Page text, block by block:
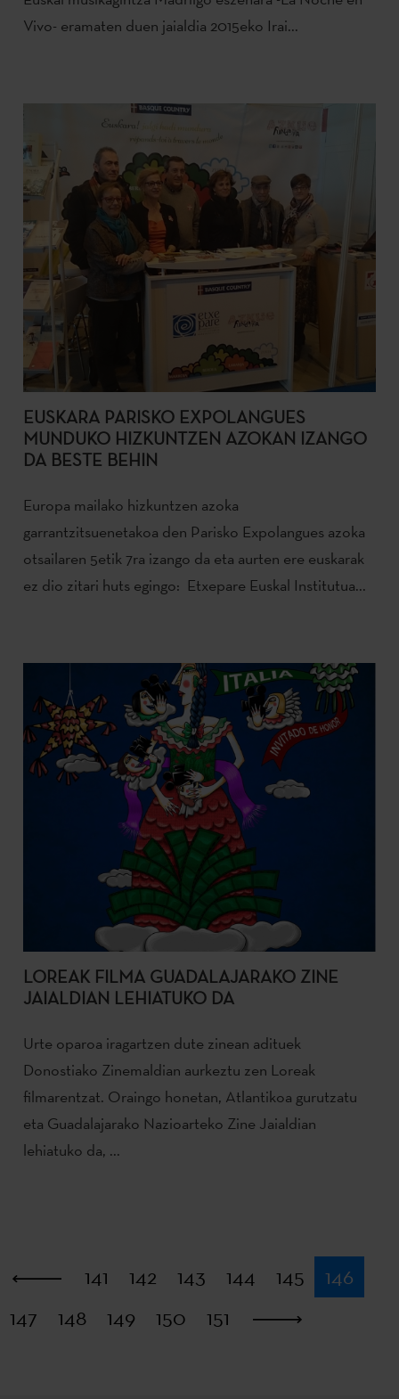
Vivo- eramaten duen jaialdia 2015eko Irai...
EUSKARA PARISKO EXPOLANGUES
MUNDUKO HIZKUNTZEN AZOKAN IZANGO
DA BESTE BEHIN
Europa mailako hizkuntzen azoka
garrantzitsuenetakoa den Parisko Expolangues azoka
otsailaren 5etik 7ra izango da eta aurten ere euskarak
ez dio zitari huts egingo: Etxepare Euskal Institutua...
LOREAK FILMA GUADALAJARAKO ZINE
JAIALDIAN LEHIATUKO DA
Urte oparoa iragartzen dute zinean adituek
Donostiako Zinemaldian aurkeztu zen Loreak
filmarentzat. Oraingo honetan, Atlantikoa gurutzatu
eta Guadalajarako Nazioarteko Zine Jaialdian
lehiatuko da, ...
Lehena
141 142 143 144 145
146
147
148 149 150 151